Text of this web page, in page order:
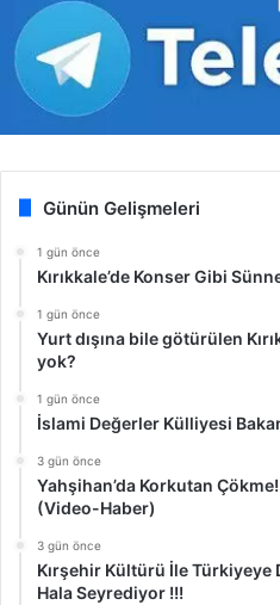
Günün Gelişmeleri
1 gün önce
Kırıkkale’de Konser Gibi
1 gün önce
Yurt dışına bile götürülen
yok?
1 gün önce
İslami Değerler Külliyesi
3 gün önce
Yahşihan’da Korkutan
(Video-Haber)
3 gün önce
Kırşehir Kültürü İle Türkiyeye
Hala Seyrediyor !!!